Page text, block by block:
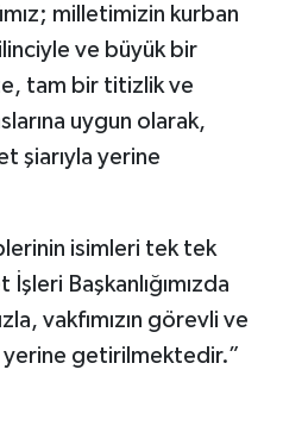
milletimizin kurban
ve büyük bir
tam bir titizlik ve
uygun olarak,
şiarıyla yerine
isimleri tek tek
Başkanlığımızda
vakfımızın görevli ve
getirilmektedir.”